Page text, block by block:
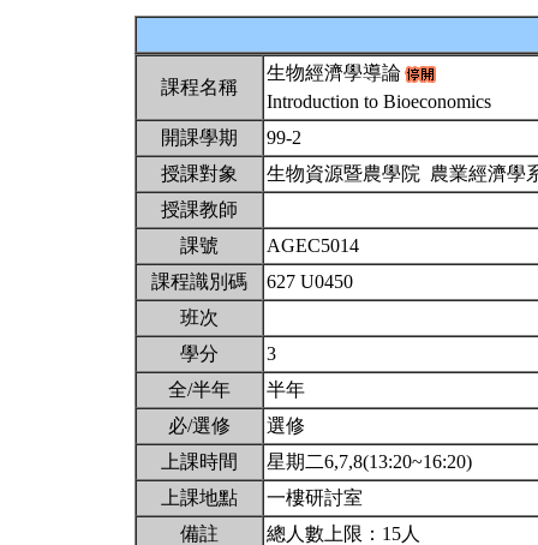
課程名稱
生物經濟學導論
Introduction to Bioeconomics
開課學期
99-2
授課對象
生物資源暨農學院 農業經濟
授課教師
課號
AGEC5014
課程識別碼
627 U0450
班次
學分
3
全/半年
半年
必/選修
選修
上課時間
星期二6,7,8(13:20~16:20)
上課地點
一樓研討室
備註
總人數上限：15人